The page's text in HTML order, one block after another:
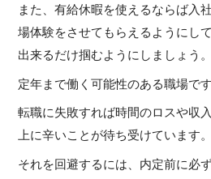
また、有給休暇を使えるならば入
場体験をさせてもらえるようにし
出来るだけ掴むようにしましょう。
定年まで働く可能性のある職場です
転職に失敗すれば時間のロスや収
上に辛いことが待ち受けています。
それを回避するには、内定前に必